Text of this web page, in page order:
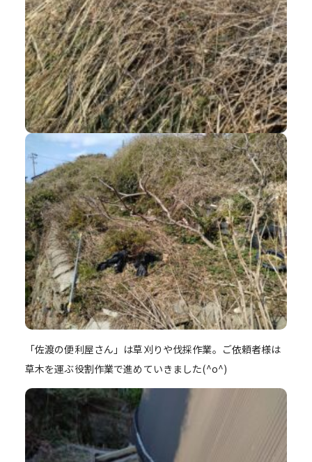
「佐渡の便利屋さん」は草刈りや伐採作業。ご依頼者様は
草木を運ぶ役割作業で進めていきました(^o^)